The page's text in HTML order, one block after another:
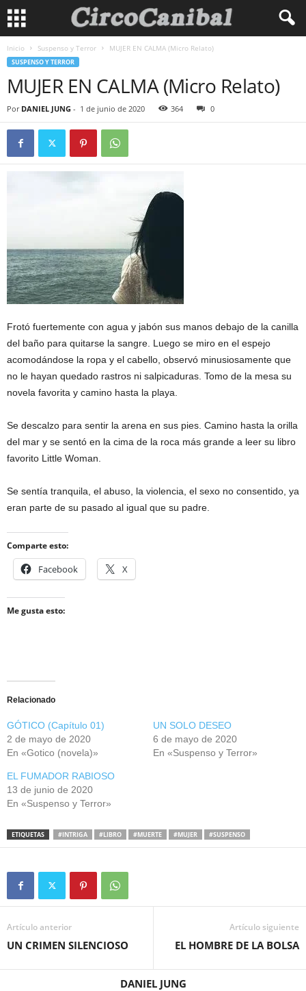
Inicio Suspenso y Terror MUJER EN CALMA (Micro Relato)
SUSPENSO Y TERROR
MUJER EN CALMA (Micro Relato)
Por DANIEL JUNG - 1 de junio de 2020 364 0
Frotó fuertemente con agua y jabón sus manos debajo de la canilla
del baño para quitarse la sangre. Luego se miro en el espejo
acomodándose la ropa y el cabello, observó minusiosamente que
no le hayan quedado rastros ni salpicaduras. Tomo de la mesa su
novela favorita y camino hasta la playa.
Se descalzo para sentir la arena en sus pies. Camino hasta la orilla
del mar y se sentó en la cima de la roca más grande a leer su libro
favorito Little Woman.
Se sentía tranquila, el abuso, la violencia, el sexo no consentido, ya
eran parte de su pasado al igual que su padre.
Comparte esto:
Facebook X
Me gusta esto:
Relacionado
GÓTICO (Capítulo 01)
2 de mayo de 2020
En «Gotico (novela)»
UN SOLO DESEO
6 de mayo de 2020
En «Suspenso y Terror»
EL FUMADOR RABIOSO
13 de junio de 2020
En «Suspenso y Terror»
ETIQUETAS #INTRIGA #LIBRO #MUERTE #MUJER #SUSPENSO
Artículo anterior
UN CRIMEN SILENCIOSO
Artículo siguiente
EL HOMBRE DE LA BOLSA
DANIEL JUNG